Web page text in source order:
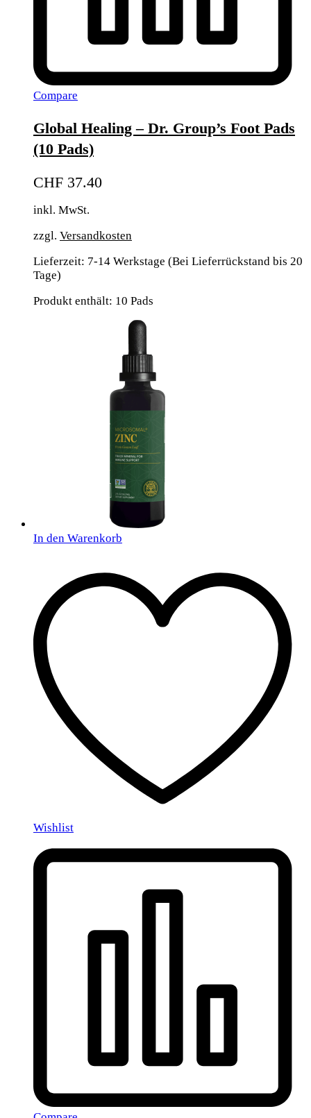
Compare
Global Healing – Dr. Group’s Foot Pads
(10 Pads)
CHF 37.40
inkl. MwSt.
zzgl. Versandkosten
Lieferzeit: 7-14 Werkstage (Bei Lieferrückstand bis 20
Tage)
Produkt enthält: 10 Pads
In den Warenkorb
Wishlist